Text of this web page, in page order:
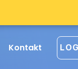
Kontakt